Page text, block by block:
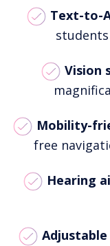
Text-to-
Vision
Mobility-
free
Hearing